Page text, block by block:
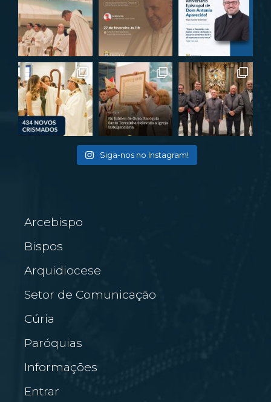
Siga-nos no Instagram!
Arcebispo
Bispos
Arquidiocese
Setor de Comunicação
Cúria
Paróquias
Informações
Entrar